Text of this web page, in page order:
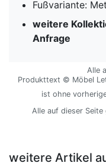
Fußvariante:
weitere
Anfrage
Alle
Produkttext © Möbel
ist ohne
Alle auf dieser Seite
weitere Artikel